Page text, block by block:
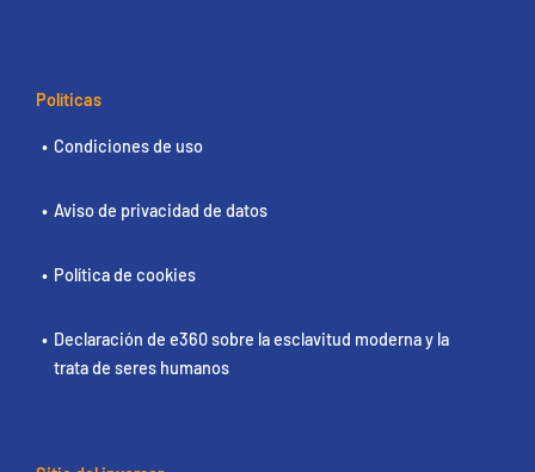
Políticas
Condiciones de uso
Aviso de privacidad de datos
Política de cookies
Declaración de e360 sobre la esclavitud moderna y la
trata de seres humanos